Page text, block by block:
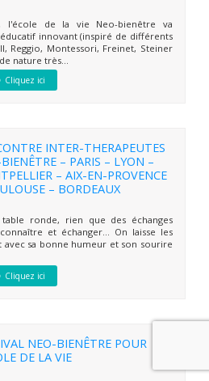
l'école de la vie Neo-bienêtre va
innovant (inspiré de différents
Reggio, Montessori, Freinet, Steiner
nature très...
Cliquez ici
INTER-THERAPEUTES
– PARIS – LYON –
– AIX-EN-PROVENCE
– BORDEAUX
ronde, rien que des échanges
et échanger… On laisse les
avec sa bonne humeur et son sourire
Cliquez ici
NEO-BIENÊTRE POUR
DE LA VIE